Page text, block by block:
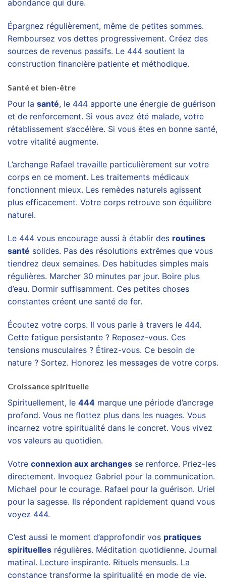
abondance qui dure.
Épargnez régulièrement, même de petites sommes.
Remboursez vos dettes progressivement. Créez des
sources de revenus passifs. Le 444 soutient la
construction financière patiente et méthodique.
Santé et bien-être
Pour la santé, le 444 apporte une énergie de guérison
et de renforcement. Si vous avez été malade, votre
rétablissement s’accélère. Si vous êtes en bonne santé,
votre vitalité augmente.
L’archange Rafael travaille particulièrement sur votre
corps en ce moment. Les traitements médicaux
fonctionnent mieux. Les remèdes naturels agissent
plus efficacement. Votre corps retrouve son équilibre
naturel.
Le 444 vous encourage aussi à établir des routines
santé solides. Pas des résolutions extrêmes que vous
tiendrez deux semaines. Des habitudes simples mais
régulières. Marcher 30 minutes par jour. Boire plus
d’eau. Dormir suffisamment. Ces petites choses
constantes créent une santé de fer.
Écoutez votre corps. Il vous parle à travers le 444.
Cette fatigue persistante ? Reposez-vous. Ces
tensions musculaires ? Étirez-vous. Ce besoin de
nature ? Sortez. Honorez les messages de votre corps.
Croissance spirituelle
Spirituellement, le 444 marque une période d’ancrage
profond. Vous ne flottez plus dans les nuages. Vous
incarnez votre spiritualité dans le concret. Vous vivez
vos valeurs au quotidien.
Votre connexion aux archanges se renforce. Priez-les
directement. Invoquez Gabriel pour la communication.
Michael pour le courage. Rafael pour la guérison. Uriel
pour la sagesse. Ils répondent rapidement quand vous
voyez 444.
C’est aussi le moment d’approfondir vos pratiques
spirituelles régulières. Méditation quotidienne. Journal
matinal. Lecture inspirante. Rituels mensuels. La
constance transforme la spiritualité en mode de vie.